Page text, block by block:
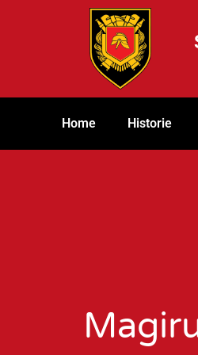
Home Historie